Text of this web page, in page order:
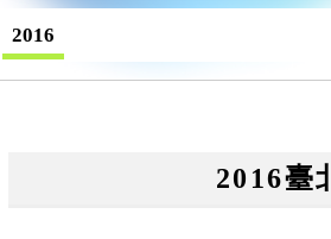
2016
2016臺